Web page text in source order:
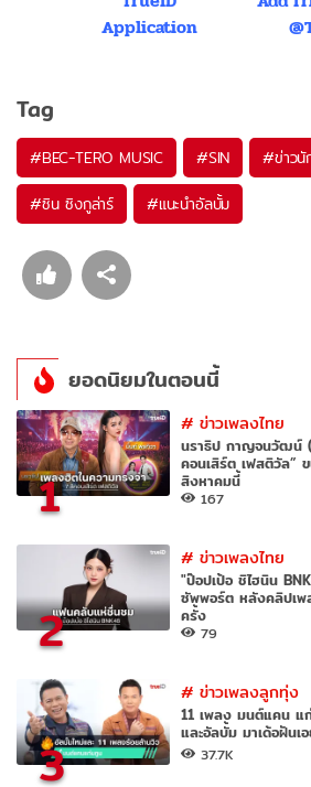
Application
Tag
#BEC-TERO MUSIC #SIN #ข่าวนั
#ซิน ซิงกูล่าร์ #แนะนำอัลบั้ม
ยอดนิยมในตอนนี้
1
#ข่าวเพลงไทย
นราธิป กาญจนวัฒน์
คอนเสิร์ต เฟสติวัล”
สิงหาคมนี้
167
2
#ข่าวเพลงไทย
"ป๊อปเป้อ ชิไฮนิน
ซัพพอร์ต หลังคลิปเ
ครั้ง
79
3
#ข่าวเพลงลูกทุ่ง
11 เพลง มนต์แคน
และอัลบั้ม มาเด้อฝันเ
37.7K